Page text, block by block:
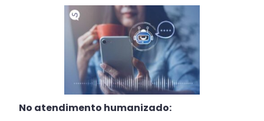
No atendimento humanizado: